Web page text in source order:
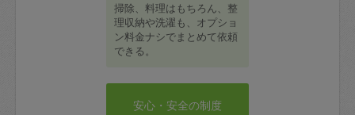
掃除、料理はもちろん、整
理収納や洗濯も、オプショ
ン料金ナシでまとめて依頼
できる。
安心・安全の制度